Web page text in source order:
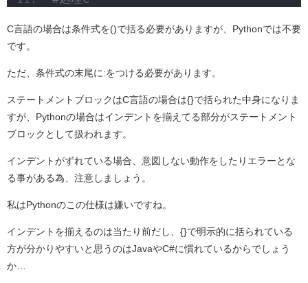
C言語の場合は条件式を()で括る必要がありますが、Pythonでは不要
です。
ただ、条件式の末尾に:をつける必要があります。
ステートメントブロックはC言語の場合は{}で括られた中身になりま
すが、Pythonの場合はインデントを揃えてる部分がステートメント
ブロックとして扱われます。
インデントがずれている場合、意図しない動作をしたりエラーとな
る事がある為、注意しましょう。
私はPythonのこの仕様は嫌いですね。
インデントを揃えるのは当たり前だし、{}で明示的に括られている
方が分かりやすいと思うのはJavaやC#に慣れているからでしょう
か…